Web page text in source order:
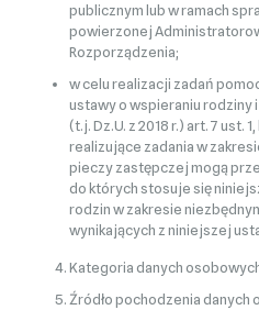
publicznym lub w ramach
powierzonej
Rozporządzenia;
w celu realizacji zadań
ustawy o wspieraniu
(t.j. Dz.U. z 2018 r.) art. 7 ust.
realizujące zadania w
pieczy zastępczej mogą
do których stosuje się
rodzin w zakresie
wynikających z niniejszej
Kategoria danych
Źródło pochodzenia